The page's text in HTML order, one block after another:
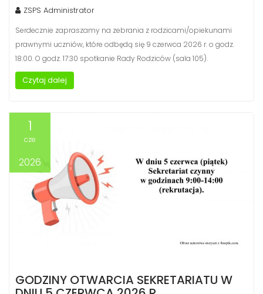
ZSPS Administrator
Serdecznie zapraszamy na zebrania z rodzicami/opiekunami
prawnymi uczniów, które odbędą się 9 czerwca 2026 r. o godz.
18:00. O godz. 17:30 spotkanie Rady Rodziców (sala 105).
Czytaj dalej
1
cze
2026
GODZINY OTWARCIA SEKRETARIATU W